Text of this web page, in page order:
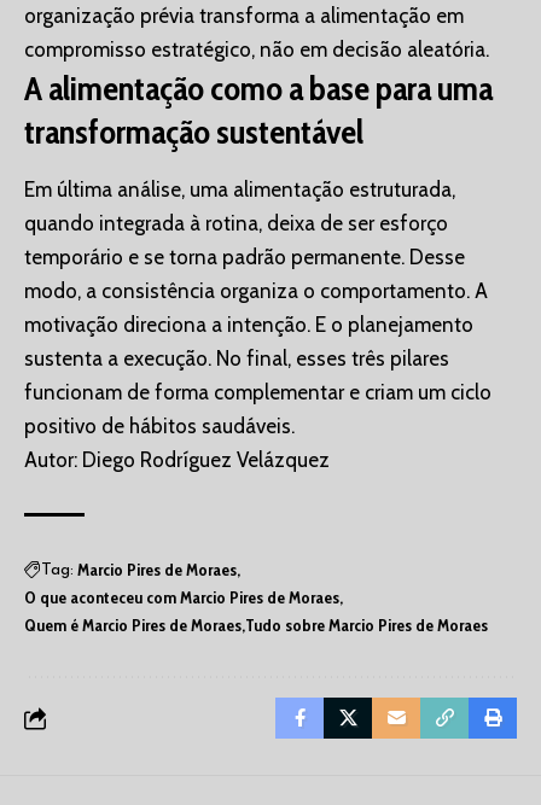
organização prévia transforma a alimentação em
compromisso estratégico, não em decisão aleatória.
A alimentação como a base para uma
transformação sustentável
Em última análise, uma alimentação estruturada,
quando integrada à rotina, deixa de ser esforço
temporário e se torna padrão permanente. Desse
modo, a consistência organiza o comportamento. A
motivação direciona a intenção. E o planejamento
sustenta a execução. No final, esses três pilares
funcionam de forma complementar e criam um ciclo
positivo de hábitos saudáveis.
Autor: Diego Rodríguez Velázquez
Tag: Marcio Pires de Moraes
O que aconteceu com Marcio Pires de Moraes
Quem é Marcio Pires de Moraes Tudo sobre Marcio Pires de Moraes